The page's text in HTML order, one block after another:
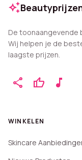
auto_awesome
De toonaangevende
Wij helpen je de
laagste prijzen.
share thumb_up music_note
WINKELEN
Skincare